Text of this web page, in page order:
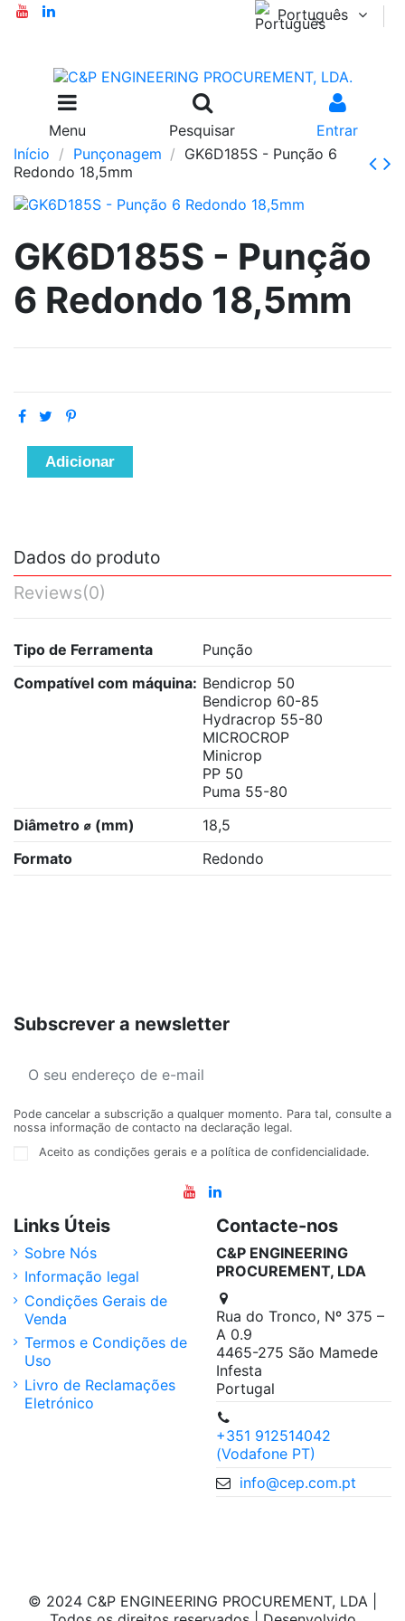
Português
Menu Pesquisar
Entrar
Início
Punçonagem
GK6D185S - Punção 6
Redondo 18,5mm
GK6D185S - Punção
6 Redondo 18,5mm
Adicionar
Dados do produto
Reviews(0)
Tipo de Ferramenta
Punção
Compatível com máquina: Bendicrop 50
Bendicrop 60-85
Hydracrop 55-80
MICROCROP
Minicrop
PP 50
Puma 55-80
Diâmetro ⌀ (mm)
18,5
Formato
Redondo
Subscrever a newsletter
Pode cancelar a subscrição a qualquer momento. Para tal, consulte a
nossa informação de contacto na declaração legal.
Aceito as condições gerais e a política de confidencialidade.
Links Úteis
Sobre Nós
Informação legal
Condições Gerais de
Venda
Termos e Condições de
Uso
Livro de Reclamações
Eletrónico
Contacte-nos
C&P ENGINEERING
PROCUREMENT, LDA
Rua do Tronco, Nº 375 –
A 0.9
4465-275 São Mamede
Infesta
Portugal
+351 912514042
(Vodafone PT)
info@cep.com.pt
© 2024 C&P ENGINEERING PROCUREMENT, LDA |